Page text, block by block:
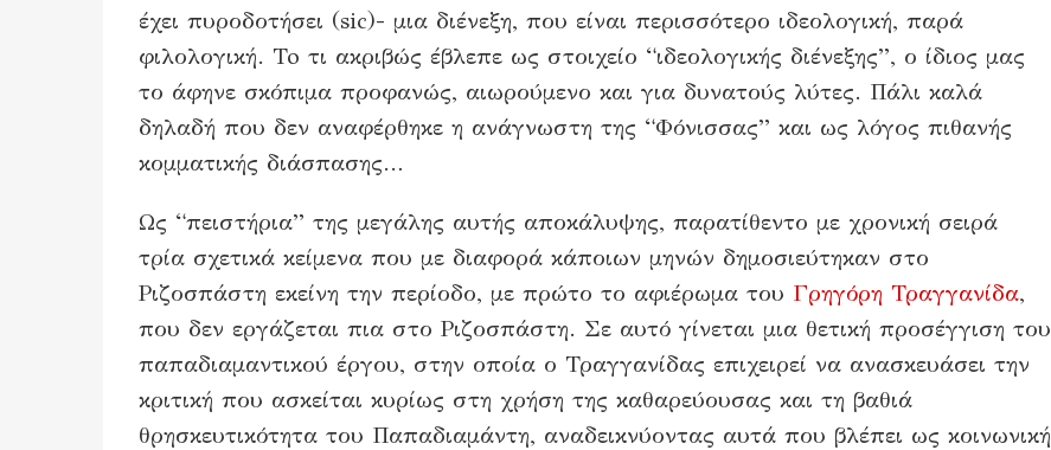
έχει πυροδοτήσει (sic)- μια διένεξη, που είναι περισσότερο ιδεολογική, παρά
φιλολογική. To τι ακριβώς έβλεπε ως στοιχείο “ιδεολογικής διένεξης”, ο ίδιος μας
το άφηνε σκόπιμα προφανώς, αιωρούμενο και για δυνατούς λύτες. Πάλι καλά
δηλαδή που δεν αναφέρθηκε η ανάγνωστη της “Φόνισσας” και ως λόγος πιθανής
κομματικής διάσπασης…
Ως “πειστήρια” της μεγάλης αυτής αποκάλυψης, παρατίθεντο με χρονική σειρά
τρία σχετικά κείμενα που με διαφορά κάποιων μηνών δημοσιεύτηκαν στο
Ριζοσπάστη εκείνη την περίοδο, με πρώτο το αφιέρωμα του Γρηγόρη Τραγγανίδα,
που δεν εργάζεται πια στο Ριζοσπάστη. Σε αυτό γίνεται μια θετική προσέγγιση του
παπαδιαμαντικού έργου, στην οποία ο Τραγγανίδας επιχειρεί να ανασκευάσει την
κριτική που ασκείται κυρίως στη χρήση της καθαρεύουσας και τη βαθιά
θρησκευτικότητα του Παπαδιαμάντη, αναδεικνύοντας αυτά που βλέπει ως κοινωνική